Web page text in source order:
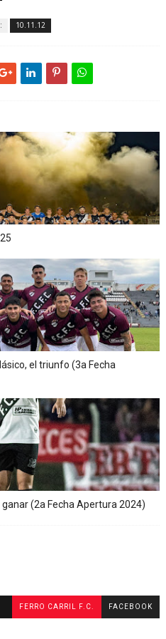
10.11.12
el triunfo (3a Fecha
(2a Fecha Apertura 2024)
FERRO CARRIL F.C. FACEBOOK